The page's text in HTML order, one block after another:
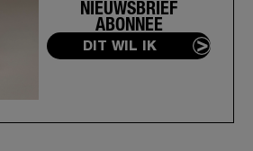
NIEUWSBRIEF
ABONNEE
DIT WIL IK